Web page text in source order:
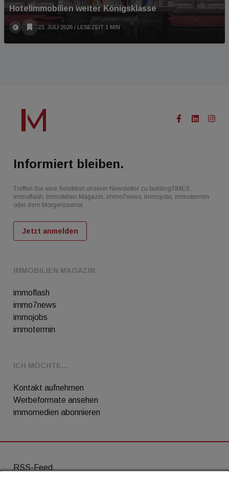
Hotelimmobilien weiter Königsklasse
23. JULI 2026 / LESEZEIT 1 MIN
IMMOBILIEN MAGAZIN
immoflash
immo7news
immojobs
immotermin
ICH MÖCHTE...
Kontakt aufnehmen
Werbeformate ansehen
immomedien abonnieren
Informiert bleiben.
Treffen Sie eine Selektion unserer Newsletter zu buildingTIMES,
immoflash, Immobilien Magazin, immo7news, immojobs, immotermin
oder dem Morgenjournal
Jetzt anmelden
RSS-Feed